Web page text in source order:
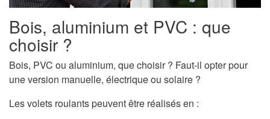
Bois, aluminium et PVC : que
choisir ?
Bois, PVC ou aluminium, que choisir ? Faut-il opter pour
une version manuelle, électrique ou solaire ?
Les volets roulants peuvent être réalisés en :